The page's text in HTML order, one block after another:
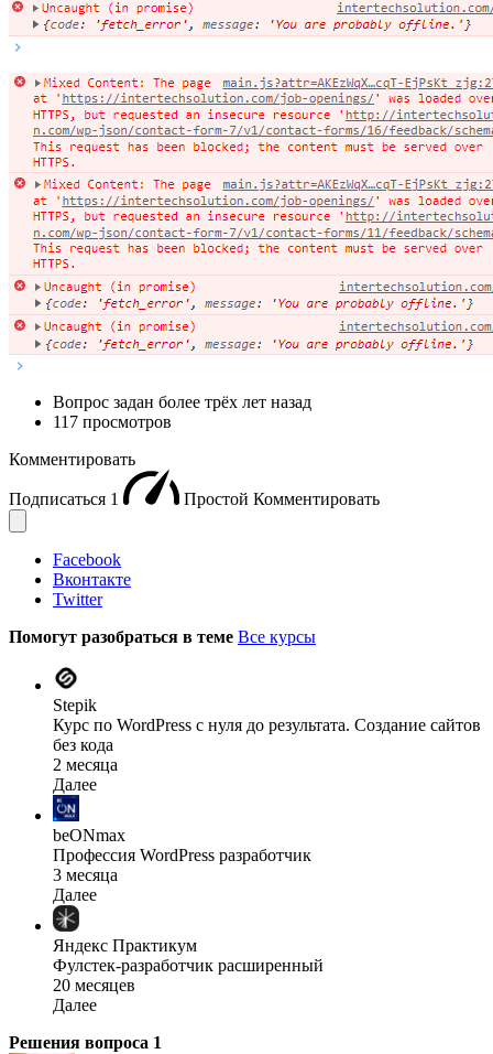
Вопрос задан более трёх лет назад
117 просмотров
Комментировать
Подписаться 1 Простой Комментировать
Facebook
Вконтакте
Twitter
Помогут разобраться в теме Все курсы
Stepik
Курс по WordPress с нуля до результата. Создание сайтов
без кода
2 месяца
Далее
beONmax
Профессия WordPress разработчик
3 месяца
Далее
Яндекс Практикум
Фулстек-разработчик расширенный
20 месяцев
Далее
Решения вопроса 1